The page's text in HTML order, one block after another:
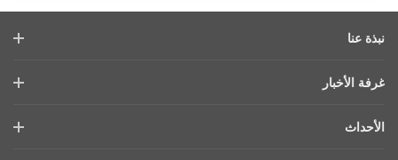
نبذة عنا
الأمن السيبراني
غرفة الأخبار
الأحداث